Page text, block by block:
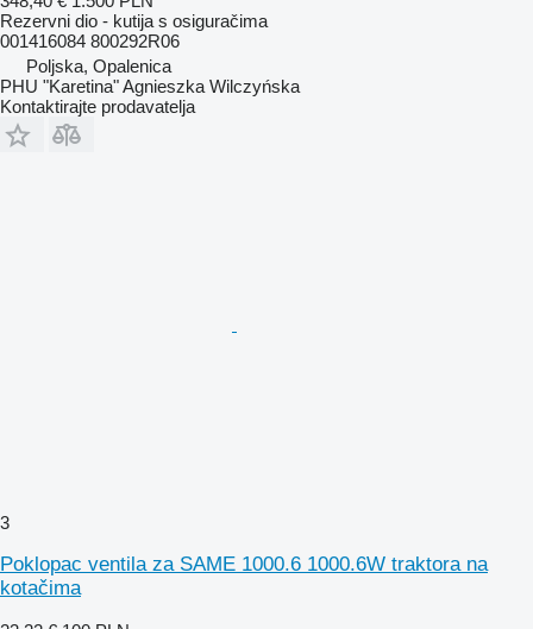
Rezervni dio - kutija s osiguračima
001416084 800292R06
Poljska, Opalenica
PHU "Karetina" Agnieszka Wilczyńska
Kontaktirajte prodavatelja
3
Poklopac ventila za SAME 1000.6 1000.6W traktora na
kotačima